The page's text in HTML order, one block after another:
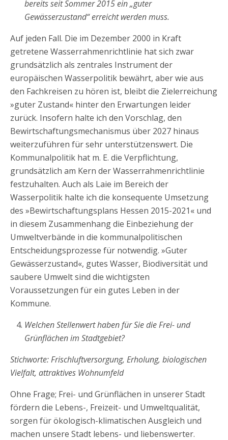
bereits seit Sommer 2015 ein „guter
Gewässerzustand“ erreicht werden muss.
Auf jeden Fall. Die im Dezember 2000 in Kraft
getretene Wasserrahmenrichtlinie hat sich zwar
grundsätzlich als zentrales Instrument der
europäischen Wasserpolitik bewährt, aber wie aus
den Fachkreisen zu hören ist, bleibt die Zielerreichung
»guter Zustand« hinter den Erwartungen leider
zurück. Insofern halte ich den Vorschlag, den
Bewirtschaftungsmechanismus über 2027 hinaus
weiterzuführen für sehr unterstützenswert. Die
Kommunalpolitik hat m. E. die Verpflichtung,
grundsätzlich am Kern der Wasserrahmenrichtlinie
festzuhalten. Auch als Laie im Bereich der
Wasserpolitik halte ich die konsequente Umsetzung
des »Bewirtschaftungsplans Hessen 2015-2021« und
in diesem Zusammenhang die Einbeziehung der
Umweltverbände in die kommunalpolitischen
Entscheidungsprozesse für notwendig. »Guter
Gewässerzustand«, gutes Wasser, Biodiversität und
saubere Umwelt sind die wichtigsten
Voraussetzungen für ein gutes Leben in der
Kommune.
Welchen Stellenwert haben für Sie die Frei- und
Grünflächen im Stadtgebiet?
Stichworte: Frischluftversorgung, Erholung, biologischen
Vielfalt, attraktives Wohnumfeld
Ohne Frage; Frei- und Grünflächen in unserer Stadt
fördern die Lebens-, Freizeit- und Umweltqualität,
sorgen für ökologisch-klimatischen Ausgleich und
machen unsere Stadt lebens- und liebenswerter.